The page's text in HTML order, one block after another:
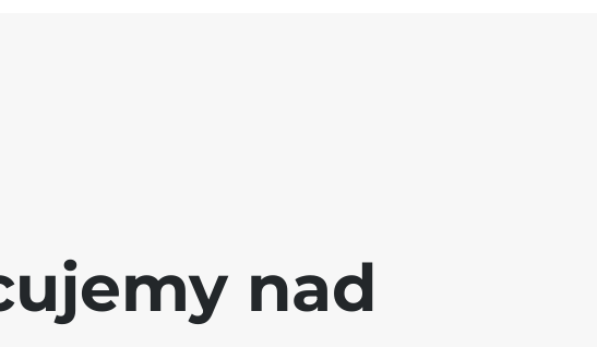
nad